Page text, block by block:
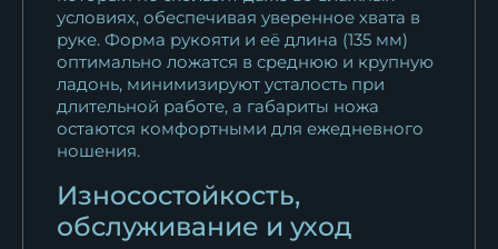
условиях, обеспечивая уверенное хвата в
руке. Форма рукояти и её длина (135 мм)
оптимально ложатся в среднюю и крупную
ладонь, минимизируют усталость при
длительной работе, а габариты ножа
остаются комфортными для ежедневного
ношения.
Износостойкость,
обслуживание и уход